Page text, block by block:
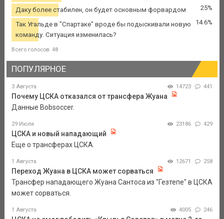
Даку более стабилен, он будет основным форвардом 25%
Так Угальде в "Спартаке" вроде бы подыскивали новую
команду. Ситуация изменилась?
14.6%
Всего голосов: 48
ПОПУЛЯРНОЕ
3 Августа 14723 441
Почему ЦСКА отказался от трансфера Жуана
Данные Bobsoccer.
29 Июля 23186 429
ЦСКА и новый нападающий
Еще о трансферах ЦСКА.
1 Августа 12671 258
Переход Жуана в ЦСКА может сорваться
Трансфер нападающего Жуана Сантоса из "Гезтепе" в ЦСКА
может сорваться.
1 Августа 4005 246